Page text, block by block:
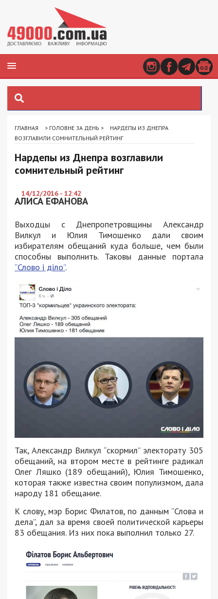
ГЛАВНАЯ > ГОЛОВНЕ ЗА ДЕНЬ >
НАРДЕПЫ ИЗ ДНЕПРА
ВОЗГЛАВИЛИ СОМНИТЕЛЬНЫЙ РЕЙТИНГ
Нардепы из Днепра возглавили
сомнительный рейтинг
14/12/2016 - 12:42
АЛИСА ЕФАНОВА
Выходцы с Днепропетровщины Александр
Вилкул и Юлия Тимошенко дали своим
избирателям обещаний куда больше, чем были
способны выполнить. Таковы данные портала
“Слово і діло”.
Так, Александр Вилкул “скормил” электорату 305
обещаний, на втором месте в рейтинге радикал
Олег Ляшко (189 обещаний), Юлия Тимошенко,
которая также известна своим популизмом, дала
народу 181 обещание.
К слову, мэр Борис Филатов, по данным “Слова и
дела”, дал за время своей политической карьеры
83 обещания. Из них пока выполнил только 27.